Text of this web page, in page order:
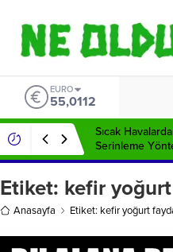
EURO
55,0112
Sıcak
Serinleme
Etiket: kefir yoğurt
Anasayfa Etiket: kefir yoğurt